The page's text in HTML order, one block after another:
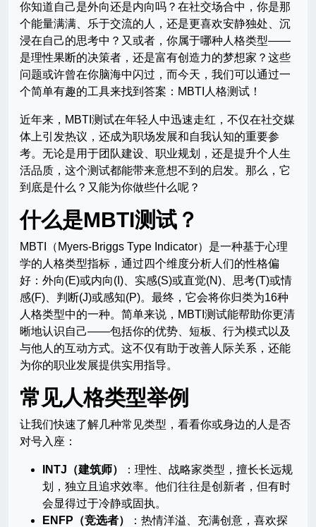
你知道自己是外向还是内向吗？在社交场合中，你是那
个能量满满、乐于交流的人，还是更喜欢安静独处、沉
浸在自己的思考中？又或者，你属于哪种人格类型——
是理性果断的决策者，还是富有创造力的梦想家？这些
问题或许曾在你脑海中闪过，而今天，我们可以通过一
个简单有趣的工具来找到答案：MBTI人格测试！
近年来，MBTI测试在年轻人中迅速走红，不仅在社交媒
体上引发热议，还成为职场发展和自我认知的重要参
考。无论是用于团队建设、职业规划，还是提升个人生
活品质，这个测试都能带来意想不到的启发。那么，它
到底是什么？又能为你做些什么呢？
什么是MBTI测试？
MBTI（Myers-Briggs Type Indicator）是一种基于心理
学的人格类型指标，通过四个维度分析人们的性格偏
好：外向(E)或内向(I)、实感(S)或直觉(N)、思考(T)或情
感(F)、判断(J)或感知(P)。最终，它会将你归类为16种
人格类型中的一种。简单来说，MBTI测试能帮助你更清
晰地认识自己——包括你的优势、短板、行为模式以及
与他人的互动方式。这不仅有助于改善人际关系，还能
为你的职业发展提供实用指导。
常见人格类型举例
让我们快速了解几种常见类型，看看你或身边的人是否
对号入座：
INTJ（建筑师）
：理性、战略家类型，擅长长远规
划，独立且追求效率。他们往往是创新者，但有时
会显得过于冷静或固执。
ENFP（竞选者）
：热情洋溢、充满创意，喜欢探